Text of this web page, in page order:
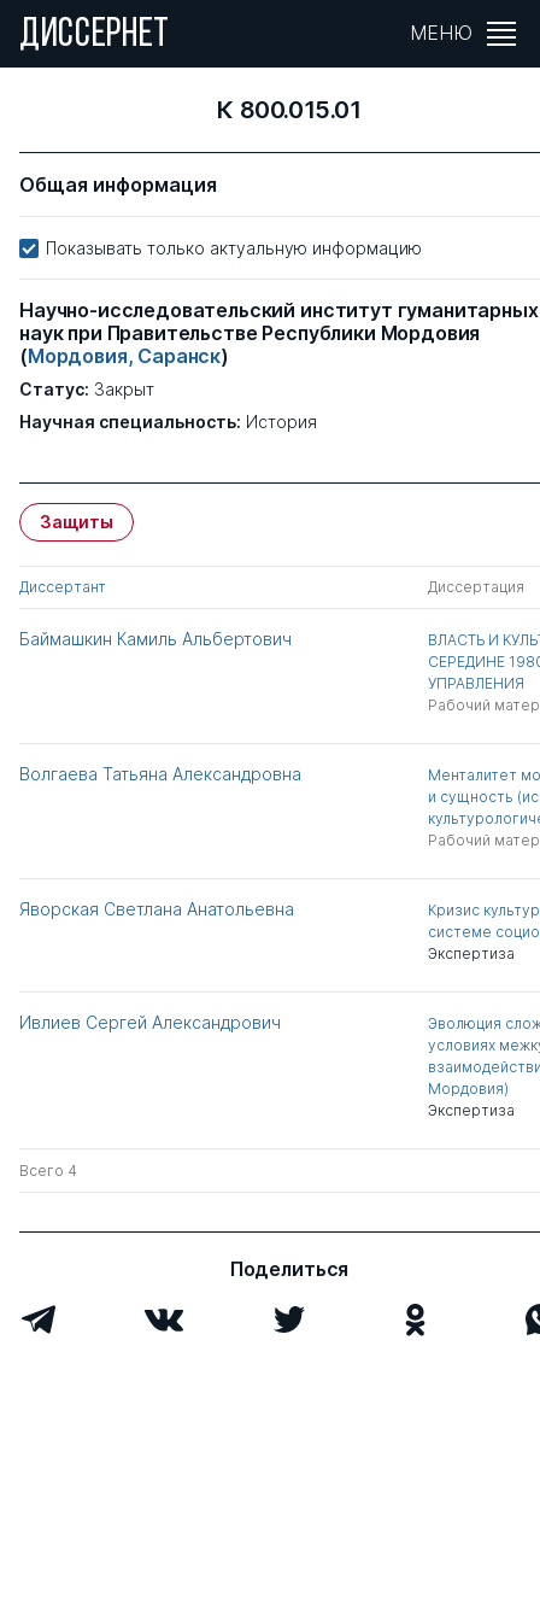
ДИССЕРНЕТ МЕНЮ
К 800.015.01
Общая информация
Показывать только актуальную информацию
Научно-исследовательский институт гуманитарных
наук при Правительстве Республики Мордовия
(Мордовия, Саранск)
Статус: Закрыт
Научная специальность: История
Защиты
Диссертант Диссертация
Баймашкин Камиль Альбертович
ВЛАСТЬ И
СЕРЕДИНЕ
УПРАВЛЕНИЯ
Рабочий
Волгаева Татьяна Александровна
Менталитет
и сущность
Рабочий
Яворская Светлана Анатольевна
Кризис
системе
Экспертиза
Ивлиев Сергей Александрович
Эволюция
условиях
Мордовия)
Экспертиза
Всего 4
Поделиться